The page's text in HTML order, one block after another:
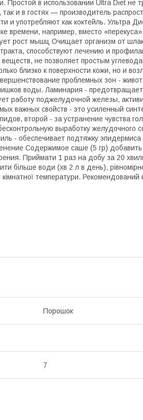
Простой в использовании Ultra Diet не
и в гостях — производитель
и употребляют как коктейль. Ультра
времени, например, вместо
рост мышц Очищает организм от
способствуют лечению и
не позволяет простым
близко к поверхности кожи, но и
проблемных зон -
воды. Ламинария -
работу поджелудочной железы,
важных свойств - это усиленный
второй - за устранение чувства
выработку желудочного
- обеспечивает подтяжку эпидермиса
Содержимое саше (5 гр)
Приймати 1 раз на добу за 20
більше води (хв 2 л в день),
температури. Рекомендований
Порошок
7